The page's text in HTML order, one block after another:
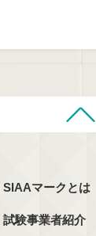
SIAAマークとは
試験事業者紹介